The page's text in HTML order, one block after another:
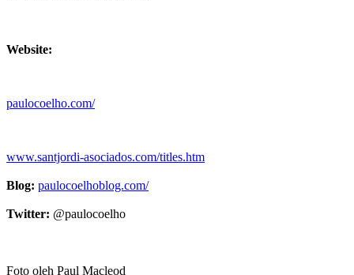
Website:
paulocoelho.com/
www.santjordi-asociados.com/titles.htm
Blog: paulocoelhoblog.com/
Twitter: @paulocoelho
Foto oleh Paul Macleod